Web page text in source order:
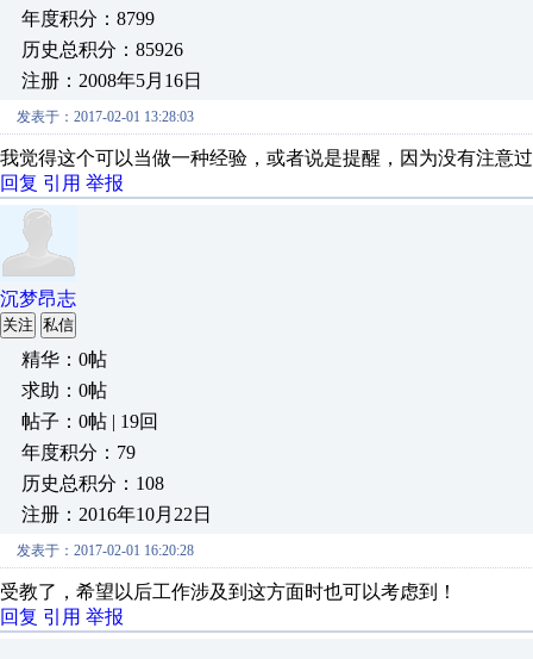
年度积分：8799
历史总积分：85926
注册：2008年5月16日
发表于：2017-02-01 13:28:03
我觉得这个可以当做一种经验，或者说是提醒，因为没有注意
回复 引用 举报
沉梦昂志
关注 私信
精华：0帖
求助：0帖
帖子：0帖 | 19回
年度积分：79
历史总积分：108
注册：2016年10月22日
发表于：2017-02-01 16:20:28
受教了，希望以后工作涉及到这方面时也可以考虑到！
回复 引用 举报